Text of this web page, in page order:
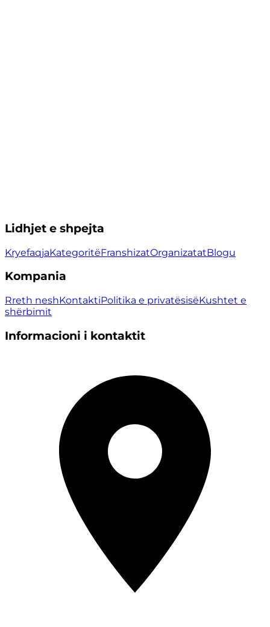
Lidhjet e shpejta
KryefaqjaKategoritëFranshizatOrganizatatBlogu
Kompania
Rreth neshKontaktiPolitika e privatësisëKushtet e
shërbimit
Informacioni i kontaktit